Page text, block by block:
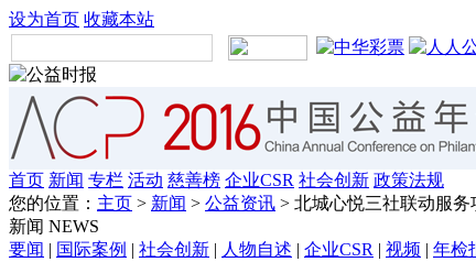
设为首页 收藏本站
首页 新闻 专栏 活动 慈善榜 企业CSR 社会创新 政策法规
您的位置： 主页 > 新闻 > 公益资讯 > 北城心悦三社联动服
新闻 NEWS
要闻 | 国际案例 | 社会创新 | 人物自述 | 企业CSR | 视频 | 年检